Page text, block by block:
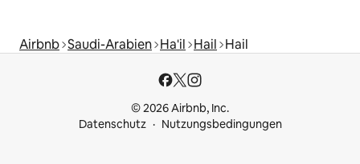
Airbnb Saudi-Arabien Ha'il Hail Hail
© 2026 Airbnb, Inc.
Datenschutz
Nutzungsbedingungen